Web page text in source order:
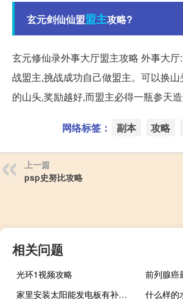
玄元剑仙仙盟盟主攻略?
玄元修仙录外事大厅盟主攻略 外事大厅
战盟主,挑战成功自己做盟主。可以换
的山头,奖励越好,而盟主必得一瓶参天造
网络标签： 副本 攻略
上一篇
psp史努比攻略
相关问题
光环1视频攻略
前列腺癌
家里安装太阳能发电板有补助吗